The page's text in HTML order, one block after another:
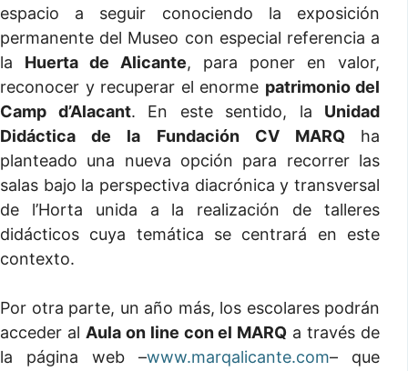
espacio a seguir conociendo la exposición
permanente del Museo con especial referencia a
la Huerta de Alicante, para poner en valor,
reconocer y recuperar el enorme patrimonio del
Camp d’Alacant. En este sentido, la Unidad
Didáctica de la Fundación CV MARQ ha
planteado una nueva opción para recorrer las
salas bajo la perspectiva diacrónica y transversal
de l’Horta unida a la realización de talleres
didácticos cuya temática se centrará en este
contexto.
Por otra parte, un año más, los escolares podrán
acceder al Aula on line con el MARQ a través de
la página web –www.marqalicante.com– que